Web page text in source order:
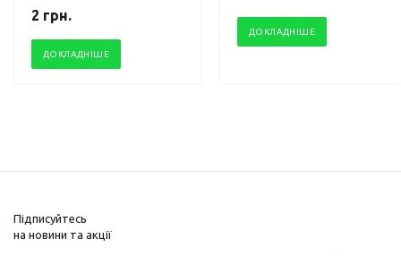
2 грн.
ДОКЛАДНІШЕ
ДОКЛАДНІШЕ
Підписуйтесь
на новини та акції